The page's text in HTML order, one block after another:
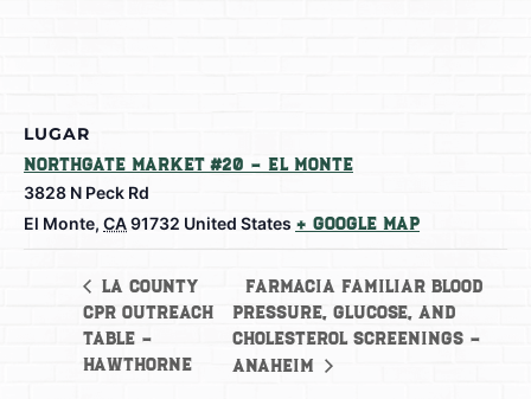
LUGAR
Northgate Market #20 – El Monte
3828 N Peck Rd
El Monte, CA91732 United States + Google Map
LA County
CPR Outreach
Table –
Hawthorne
Farmacia Familiar Blood
Pressure, Glucose, and
Cholesterol Screenings –
Anaheim